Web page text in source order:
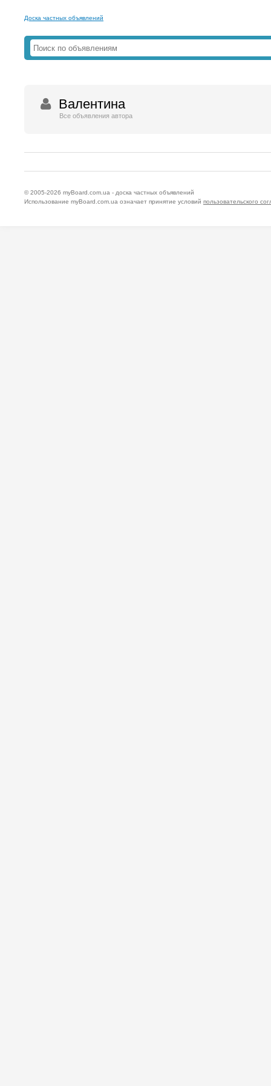
Доска частных объявлений
Валентина
Все объявления автора
© 2005-2026 myBoard.com.ua - доска частных объявлений
Использование myBoard.com.ua означает принятие условий пользовательского